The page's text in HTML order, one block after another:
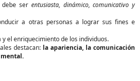
debe ser entusiasta, dinámico, comunicativo y
a otras personas a lograr sus fines e
el enriquecimiento de los individuos.
destacan: la apariencia, la comunicación